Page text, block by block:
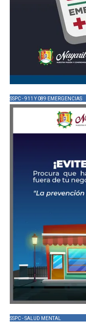
SSPC - 911 Y 089 EMERGENCIAS
SSPC - SALUD MENTAL